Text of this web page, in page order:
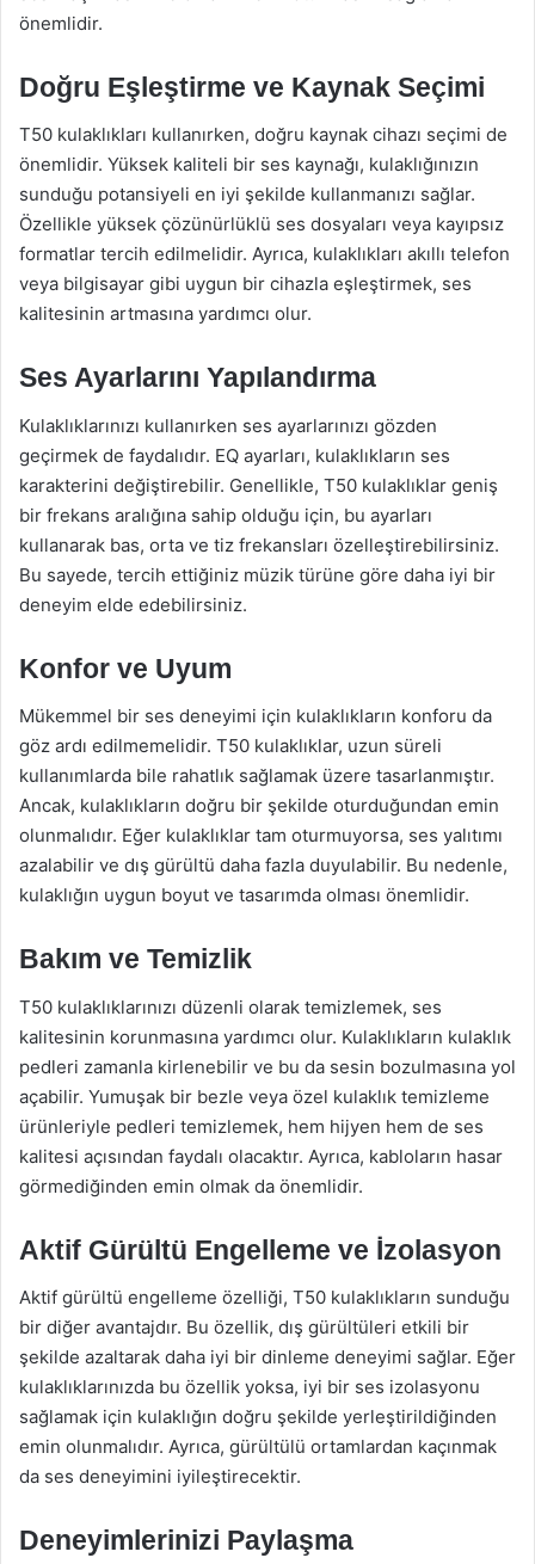
önemlidir.
Doğru Eşleştirme ve Kaynak Seçimi
T50 kulaklıkları kullanırken, doğru kaynak cihazı seçimi de
önemlidir. Yüksek kaliteli bir ses kaynağı, kulaklığınızın
sunduğu potansiyeli en iyi şekilde kullanmanızı sağlar.
Özellikle yüksek çözünürlüklü ses dosyaları veya kayıpsız
formatlar tercih edilmelidir. Ayrıca, kulaklıkları akıllı telefon
veya bilgisayar gibi uygun bir cihazla eşleştirmek, ses
kalitesinin artmasına yardımcı olur.
Ses Ayarlarını Yapılandırma
Kulaklıklarınızı kullanırken ses ayarlarınızı gözden
geçirmek de faydalıdır. EQ ayarları, kulaklıkların ses
karakterini değiştirebilir. Genellikle, T50 kulaklıklar geniş
bir frekans aralığına sahip olduğu için, bu ayarları
kullanarak bas, orta ve tiz frekansları özelleştirebilirsiniz.
Bu sayede, tercih ettiğiniz müzik türüne göre daha iyi bir
deneyim elde edebilirsiniz.
Konfor ve Uyum
Mükemmel bir ses deneyimi için kulaklıkların konforu da
göz ardı edilmemelidir. T50 kulaklıklar, uzun süreli
kullanımlarda bile rahatlık sağlamak üzere tasarlanmıştır.
Ancak, kulaklıkların doğru bir şekilde oturduğundan emin
olunmalıdır. Eğer kulaklıklar tam oturmuyorsa, ses yalıtımı
azalabilir ve dış gürültü daha fazla duyulabilir. Bu nedenle,
kulaklığın uygun boyut ve tasarımda olması önemlidir.
Bakım ve Temizlik
T50 kulaklıklarınızı düzenli olarak temizlemek, ses
kalitesinin korunmasına yardımcı olur. Kulaklıkların kulaklık
pedleri zamanla kirlenebilir ve bu da sesin bozulmasına yol
açabilir. Yumuşak bir bezle veya özel kulaklık temizleme
ürünleriyle pedleri temizlemek, hem hijyen hem de ses
kalitesi açısından faydalı olacaktır. Ayrıca, kabloların hasar
görmediğinden emin olmak da önemlidir.
Aktif Gürültü Engelleme ve İzolasyon
Aktif gürültü engelleme özelliği, T50 kulaklıkların sunduğu
bir diğer avantajdır. Bu özellik, dış gürültüleri etkili bir
şekilde azaltarak daha iyi bir dinleme deneyimi sağlar. Eğer
kulaklıklarınızda bu özellik yoksa, iyi bir ses izolasyonu
sağlamak için kulaklığın doğru şekilde yerleştirildiğinden
emin olunmalıdır. Ayrıca, gürültülü ortamlardan kaçınmak
da ses deneyimini iyileştirecektir.
Deneyimlerinizi Paylaşma